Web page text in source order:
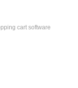
cart software